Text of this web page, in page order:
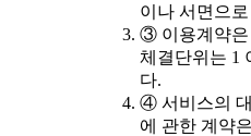
이나 서면으
③ 이용계약은
체결단위는 1
다.
④ 서비스의
에 관한 계약